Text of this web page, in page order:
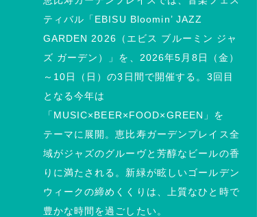
ティバル「EBISU Bloomin’ JAZZ
GARDEN 2026（エビス ブルーミン ジャ
ズ ガーデン）」を、2026年5月8日（金）
～10日（日）の3日間で開催する。3回目
となる今年は
「MUSIC×BEER×FOOD×GREEN」を
テーマに展開。恵比寿ガーデンプレイス全
域がジャズのグルーヴと芳醇なビールの香
りに満たされる。新緑が眩しいゴールデン
ウィークの締めくくりは、上質なひと時で
豊かな時間を過ごしたい。